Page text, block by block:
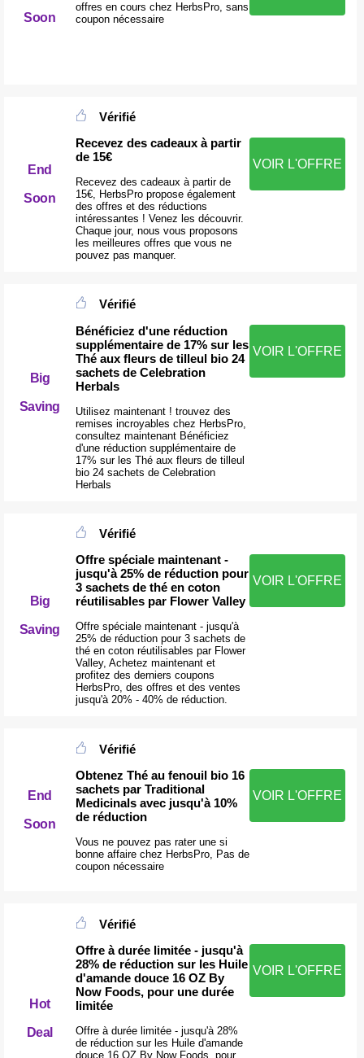
Soon
offres en cours chez HerbsPro, sans
coupon nécessaire
End
Soon
Vérifié
Recevez des cadeaux à partir
de 15€
Recevez des cadeaux à partir de
15€, HerbsPro propose également
des offres et des réductions
intéressantes ! Venez les découvrir.
Chaque jour, nous vous proposons
les meilleures offres que vous ne
pouvez pas manquer.
VOIR L'OFFRE
Big
Saving
Vérifié
Bénéficiez d'une réduction
supplémentaire de 17% sur les
Thé aux fleurs de tilleul bio 24
sachets de Celebration
Herbals
Utilisez maintenant ! trouvez des
remises incroyables chez HerbsPro,
consultez maintenant Bénéficiez
d'une réduction supplémentaire de
17% sur les Thé aux fleurs de tilleul
bio 24 sachets de Celebration
Herbals
VOIR L'OFFRE
Big
Saving
Vérifié
Offre spéciale maintenant -
jusqu'à 25% de réduction pour
3 sachets de thé en coton
réutilisables par Flower Valley
Offre spéciale maintenant - jusqu'à
25% de réduction pour 3 sachets de
thé en coton réutilisables par Flower
Valley, Achetez maintenant et
profitez des derniers coupons
HerbsPro, des offres et des ventes
jusqu'à 20% - 40% de réduction.
VOIR L'OFFRE
End
Soon
Vérifié
Obtenez Thé au fenouil bio 16
sachets par Traditional
Medicinals avec jusqu'à 10%
de réduction
Vous ne pouvez pas rater une si
bonne affaire chez HerbsPro, Pas de
coupon nécessaire
VOIR L'OFFRE
Hot
Deal
Vérifié
Offre à durée limitée - jusqu'à
28% de réduction sur les Huile
d'amande douce 16 OZ By
Now Foods, pour une durée
limitée
Offre à durée limitée - jusqu'à 28%
de réduction sur les Huile d'amande
douce 16 OZ By Now Foods, pour
VOIR L'OFFRE